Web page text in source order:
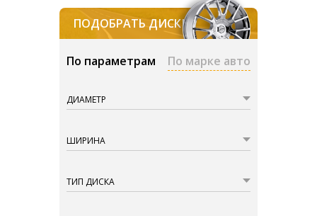
ПОДОБРАТЬ ДИСКИ
По параметрам По марке авто
ДИАМЕТР
ШИРИНА
ТИП ДИСКА